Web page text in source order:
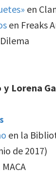
en
en Freaks
y Lorena
en la
de 2017)